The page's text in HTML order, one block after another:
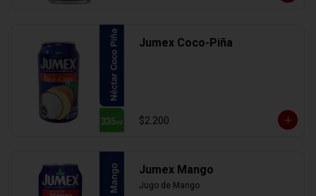
Jumex Coco-Piña
$2.200
Jumex Mango
Jugo de Mango